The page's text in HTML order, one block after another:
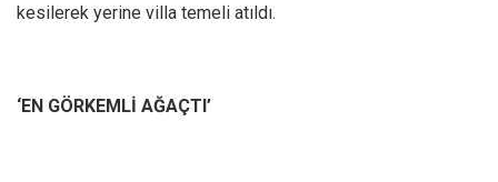
kesilerek yerine villa temeli atıldı.
‘EN GÖRKEMLİ AĞAÇTI’